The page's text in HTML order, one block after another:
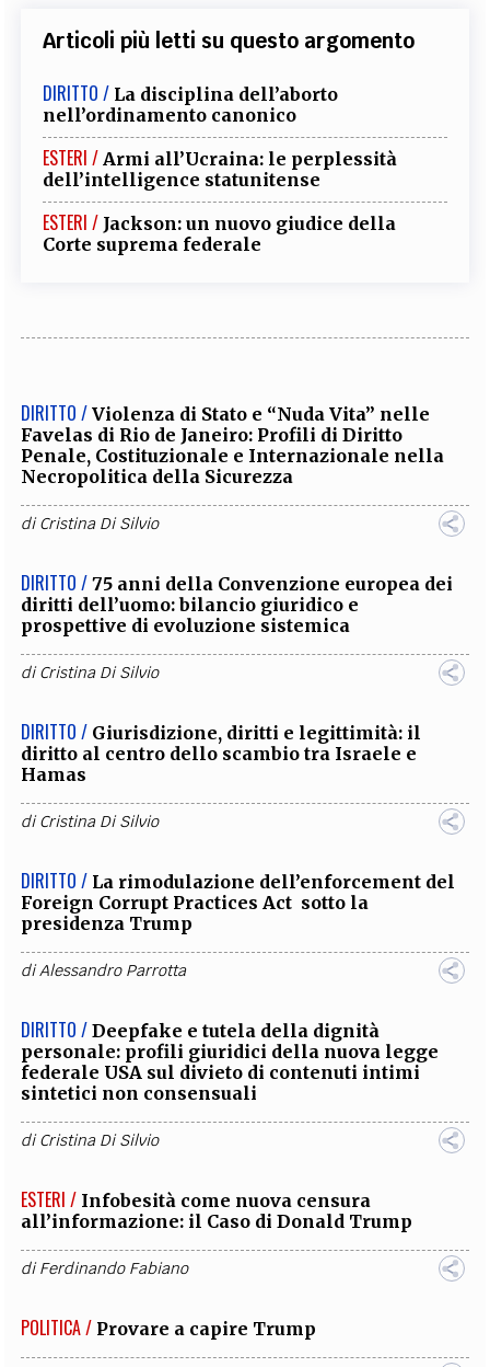
Articoli più letti su questo argomento
DIRITTO / La disciplina dell’aborto
nell’ordinamento canonico
ESTERI / Armi all’Ucraina: le perplessità
dell’intelligence statunitense
ESTERI / Jackson: un nuovo giudice della
Corte suprema federale
DIRITTO / Violenza di Stato e “Nuda Vita” nelle
Favelas di Rio de Janeiro: Profili di Diritto
Penale, Costituzionale e Internazionale nella
Necropolitica della Sicurezza
diCristina Di Silvio
DIRITTO / 75 anni della Convenzione europea dei
diritti dell’uomo: bilancio giuridico e
prospettive di evoluzione sistemica
diCristina Di Silvio
DIRITTO / Giurisdizione, diritti e legittimità: il
diritto al centro dello scambio tra Israele e
Hamas
diCristina Di Silvio
DIRITTO / La rimodulazione dell’enforcement del
Foreign Corrupt Practices Act sotto la
presidenza Trump
diAlessandro Parrotta
DIRITTO / Deepfake e tutela della dignità
personale: profili giuridici della nuova legge
federale USA sul divieto di contenuti intimi
sintetici non consensuali
diCristina Di Silvio
ESTERI / Infobesità come nuova censura
all’informazione: il Caso di Donald Trump
diFerdinando Fabiano
POLITICA / Provare a capire Trump